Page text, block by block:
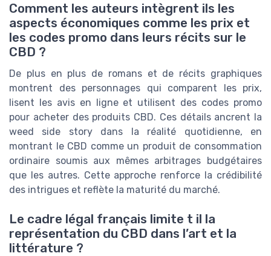
Comment les auteurs intègrent ils les
aspects économiques comme les prix et
les codes promo dans leurs récits sur le
CBD ?
De plus en plus de romans et de récits graphiques
montrent des personnages qui comparent les prix,
lisent les avis en ligne et utilisent des codes promo
pour acheter des produits CBD. Ces détails ancrent la
weed side story dans la réalité quotidienne, en
montrant le CBD comme un produit de consommation
ordinaire soumis aux mêmes arbitrages budgétaires
que les autres. Cette approche renforce la crédibilité
des intrigues et reflète la maturité du marché.
Le cadre légal français limite t il la
représentation du CBD dans l’art et la
littérature ?